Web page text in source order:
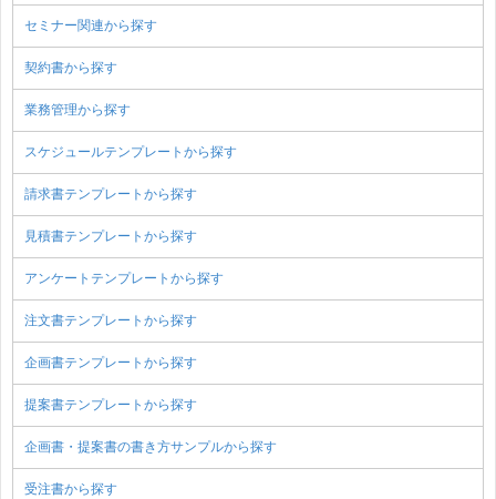
セミナー関連から探す
契約書から探す
業務管理から探す
スケジュールテンプレートから探す
請求書テンプレートから探す
見積書テンプレートから探す
アンケートテンプレートから探す
注文書テンプレートから探す
企画書テンプレートから探す
提案書テンプレートから探す
企画書・提案書の書き方サンプルから探す
受注書から探す